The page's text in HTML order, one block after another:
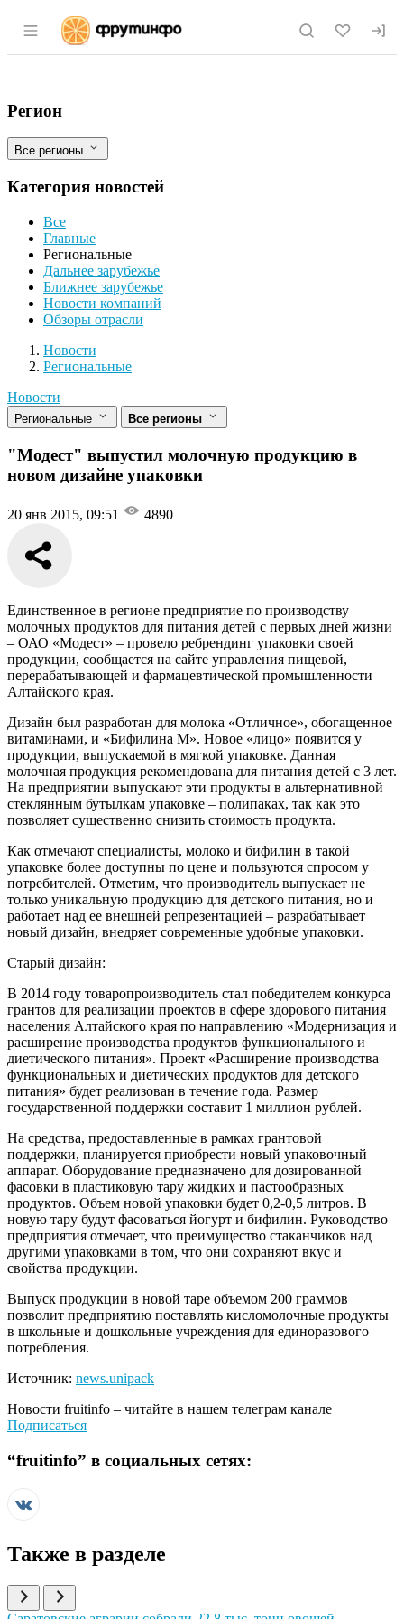
Раздел навигации по сайту fruitinfo.ru
"Модест" выпустил молочную
Фильтры
Регион
Все регионы
Категория новостей
Все
Главные
Региональные
Дальнее зарубежье
Ближнее зарубежье
Новости компаний
Обзоры отрасли
Новости
Разделы
Новости
Региональные
Новости
Региональные Все регионы
"Модест" выпустил молочную продукцию в
новом дизайне упаковки
20 янв 2015, 09:51 4890
Единственное в регионе предприятие по производству
молочных продуктов для питания детей с первых дней жизни
– ОАО «Модест» – провело ребрендинг упаковки своей
продукции, сообщается на сайте управления пищевой,
перерабатывающей и фармацевтической промышленности
Алтайского края.
Дизайн был разработан для молока «Отличное», обогащенное
витаминами, и «Бифилина М». Новое «лицо» появится у
продукции, выпускаемой в мягкой упаковке. Данная
молочная продукция рекомендована для питания детей с 3 лет.
На предприятии выпускают эти продукты в альтернативной
стеклянным бутылкам упаковке – полипаках, так как это
позволяет существенно снизить стоимость продукта.
Как отмечают специалисты, молоко и бифилин в такой
упаковке более доступны по цене и пользуются спросом у
потребителей. Отметим, что производитель выпускает не
только уникальную продукцию для детского питания, но и
работает над ее внешней репрезентацией – разрабатывает
новый дизайн, внедряет современные удобные упаковки.
Старый дизайн:
В 2014 году товаропроизводитель стал победителем конкурса
грантов для реализации проектов в сфере здорового питания
населения Алтайского края по направлению «Модернизация и
расширение производства продуктов функционального и
диетического питания». Проект «Расширение производства
функциональных и диетических продуктов для детского
питания» будет реализован в течение года. Размер
государственной поддержки составит 1 миллион рублей.
На средства, предоставленные в рамках грантовой
поддержки, планируется приобрести новый упаковочный
аппарат. Оборудование предназначено для дозированной
фасовки в пластиковую тару жидких и пастообразных
продуктов. Объем новой упаковки будет 0,2-0,5 литров. В
новую тару будут фасоваться йогурт и бифилин. Руководство
предприятия отмечает, что преимущество стаканчиков над
другими упаковками в том, что они сохраняют вкус и
свойства продукции.
Выпуск продукции в новой таре объемом 200 граммов
позволит предприятию поставлять кисломолочные продукты
в школьные и дошкольные учреждения для единоразового
потребления.
Источник: news.unipack
Новости fruitinfo – читайте в нашем телеграм канале
Подписаться
“fruitinfo” в социальных сетях:
Также в разделе